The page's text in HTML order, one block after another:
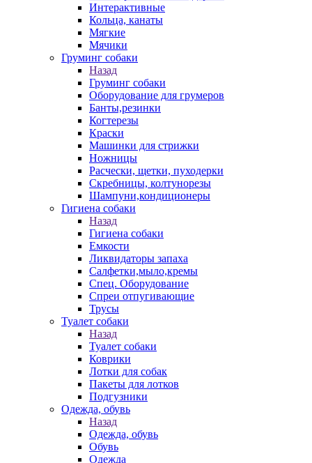
Интерактивные
Кольца, канаты
Мягкие
Мячики
Груминг собаки
Назад
Груминг собаки
Оборудование для грумеров
Банты,резинки
Когтерезы
Краски
Машинки для стрижки
Ножницы
Расчески, щетки, пуходерки
Скребницы, колтунорезы
Шампуни,кондиционеры
Гигиена собаки
Назад
Гигиена собаки
Емкости
Ликвидаторы запаха
Салфетки,мыло,кремы
Спец. Оборудование
Спреи отпугивающие
Трусы
Туалет собаки
Назад
Туалет собаки
Коврики
Лотки для собак
Пакеты для лотков
Подгузники
Одежда, обувь
Назад
Одежда, обувь
Обувь
Одежда